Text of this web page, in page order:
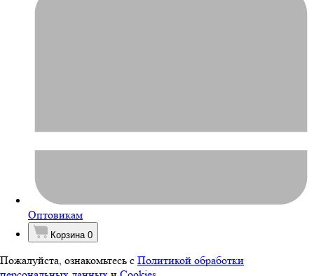
Оптовикам
Корзина 0
Пожалуйста, ознакомьтесь с Политикой обработки